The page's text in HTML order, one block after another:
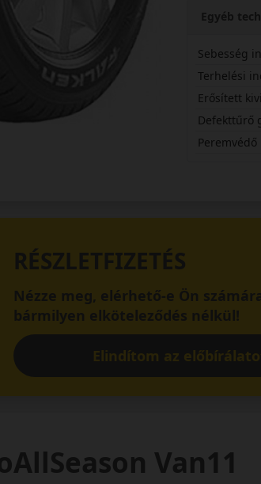
Egyéb
Sebesség
Terhelési
Erősített
Defekttűrő
Peremvédő
RÉSZLETFIZETÉS
Nézze meg, elérhető-e Ön
bármilyen elköteleződés nélkül!
Elindítom az
Van11